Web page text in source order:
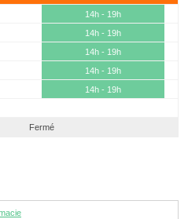
14h - 19h
14h - 19h
14h - 19h
14h - 19h
14h - 19h
Fermé